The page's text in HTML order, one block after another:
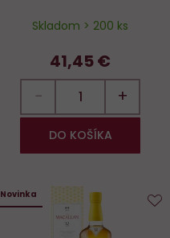
Skladom > 200 ks
41,45 €
− +
DO KOŠÍKA
Novinka